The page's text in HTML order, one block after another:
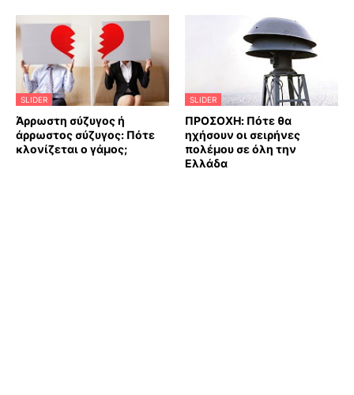
SLIDER
Άρρωστη σύζυγος ή
άρρωστος σύζυγος: Πότε
κλονίζεται ο γάμος;
SLIDER
ΠΡΟΣΟΧΗ: Πότε θα
ηχήσουν οι σειρήνες
πολέμου σε όλη την
Ελλάδα